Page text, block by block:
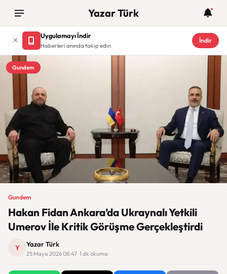
Yazar Türk
Uygulamayı İndir
Haberleri anında takip edin
İndir
Gundem
Gundem
Hakan Fidan Ankara’da Ukraynalı Yetkili
Umerov İle Kritik Görüşme Gerçekleştirdi
Y Yazar Türk
25 Mayıs 2026 08:47 · 1 dk okuma